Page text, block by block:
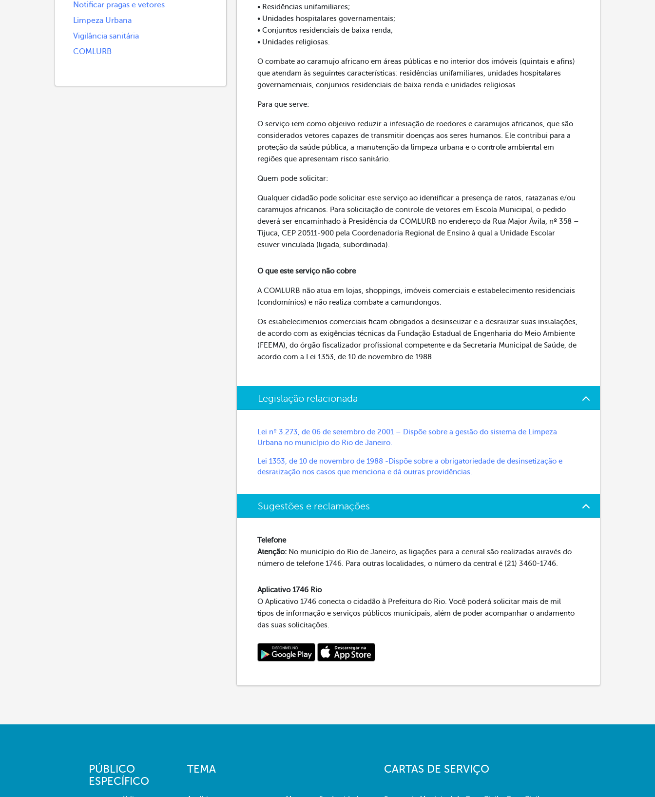
Notificar pragas e vetores
Limpeza Urbana
Vigilância sanitária
COMLURB
• Residências unifamiliares;
• Unidades hospitalares governamentais;
• Conjuntos residenciais de baixa renda;
• Unidades religiosas.
O combate ao caramujo africano em áreas públicas e no interior dos imóveis (quintais e afins)
que atendam às seguintes características: residências unifamiliares, unidades hospitalares
governamentais, conjuntos residenciais de baixa renda e unidades religiosas.
Para que serve:
O serviço tem como objetivo reduzir a infestação de roedores e caramujos africanos, que são
considerados vetores capazes de transmitir doenças aos seres humanos. Ele contribui para a
proteção da saúde pública, a manutenção da limpeza urbana e o controle ambiental em
regiões que apresentam risco sanitário.
Quem pode solicitar:
Qualquer cidadão pode solicitar este serviço ao identificar a presença de ratos, ratazanas e/ou
caramujos africanos. Para solicitação de controle de vetores em Escola Municipal, o pedido
deverá ser encaminhado à Presidência da COMLURB no endereço da Rua Major Ávila, nº 358 –
Tijuca, CEP 20511-900 pela Coordenadoria Regional de Ensino à qual a Unidade Escolar
estiver vinculada (ligada, subordinada).
O que este serviço não cobre
A COMLURB não atua em lojas, shoppings, imóveis comerciais e estabelecimento residenciais
(condomínios) e não realiza combate a camundongos.
Os estabelecimentos comerciais ficam obrigados a desinsetizar e a desratizar suas instalações,
de acordo com as exigências técnicas da Fundação Estadual de Engenharia do Meio Ambiente
(FEEMA), do órgão fiscalizador profissional competente e da Secretaria Municipal de Saúde, de
acordo com a Lei 1353, de 10 de novembro de 1988.
Legislação relacionada
Lei nº 3.273, de 06 de setembro de 2001 – Dispõe sobre a gestão do sistema de Limpeza
Urbana no município do Rio de Janeiro.
Lei 1353, de 10 de novembro de 1988 -Dispõe sobre a obrigatoriedade de desinsetização e
desratização nos casos que menciona e dá outras providências.
Sugestões e reclamações
Telefone
Atenção: No município do Rio de Janeiro, as ligações para a central são realizadas através do
número de telefone 1746. Para outras localidades, o número da central é (21) 3460-1746.
Aplicativo 1746 Rio
O Aplicativo 1746 conecta o cidadão à Prefeitura do Rio. Você poderá solicitar mais de mil
tipos de informação e serviços públicos municipais, além de poder acompanhar o andamento
das suas solicitações.
PÚBLICO
ESPECÍFICO
TEMA CARTAS DE SERVIÇO